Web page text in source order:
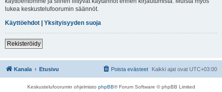
lukea keskustelufoorumin säännöt.
Käyttöehdot | Yksityisyyden suoja
Rekisteröidy
Kanala Etusivu Kaikki ajat ovat UTC+03:00
Poista evästeet
Keskustelufoorumin ohjelmisto phpBB® Forum Software © phpBB Limited